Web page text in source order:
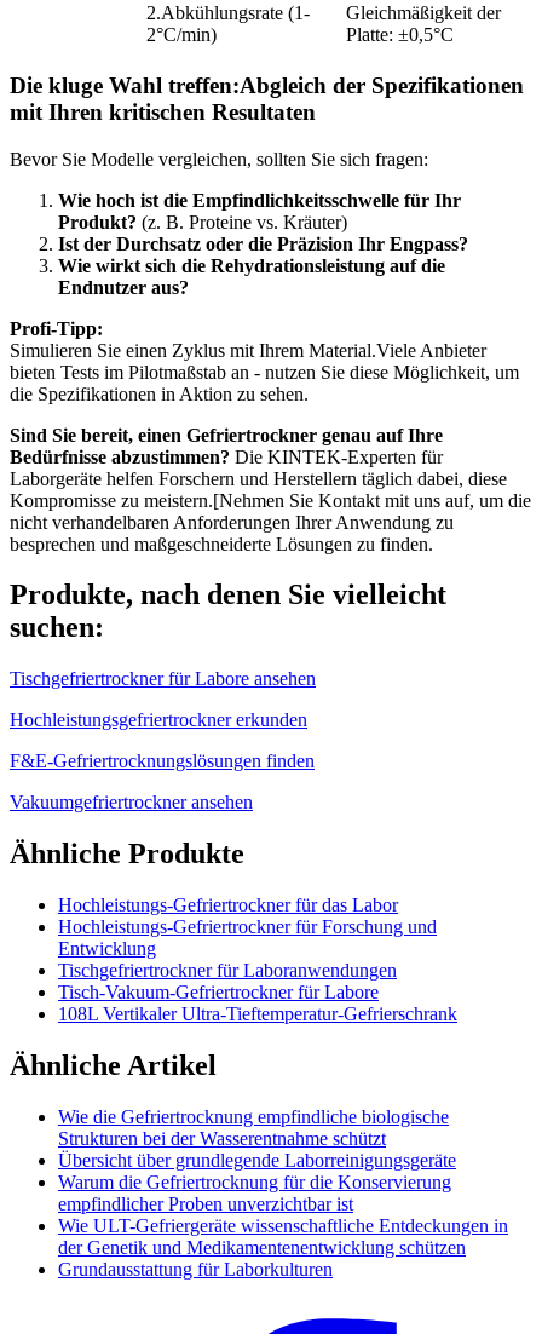
2.Abkühlungsrate (1-
2°C/min)
Gleichmäßigkeit der
Platte: ±0,5°C
Die kluge Wahl treffen:Abgleich der Spezifikationen
mit Ihren kritischen Resultaten
Bevor Sie Modelle vergleichen, sollten Sie sich fragen:
Wie hoch ist die Empfindlichkeitsschwelle für Ihr
Produkt? (z. B. Proteine vs. Kräuter)
Ist der Durchsatz oder die Präzision Ihr Engpass?
Wie wirkt sich die Rehydrationsleistung auf die
Endnutzer aus?
Profi-Tipp:
Simulieren Sie einen Zyklus mit Ihrem Material.Viele Anbieter
bieten Tests im Pilotmaßstab an - nutzen Sie diese Möglichkeit, um
die Spezifikationen in Aktion zu sehen.
Sind Sie bereit, einen Gefriertrockner genau auf Ihre
Bedürfnisse abzustimmen? Die KINTEK-Experten für
Laborgeräte helfen Forschern und Herstellern täglich dabei, diese
Kompromisse zu meistern.[Nehmen Sie Kontakt mit uns auf, um die
nicht verhandelbaren Anforderungen Ihrer Anwendung zu
besprechen und maßgeschneiderte Lösungen zu finden.
Produkte, nach denen Sie vielleicht
suchen:
Tischgefriertrockner für Labore ansehen
Hochleistungsgefriertrockner erkunden
F&E-Gefriertrocknungslösungen finden
Vakuumgefriertrockner ansehen
Ähnliche Produkte
Hochleistungs-Gefriertrockner für das Labor
Hochleistungs-Gefriertrockner für Forschung und
Entwicklung
Tischgefriertrockner für Laboranwendungen
Tisch-Vakuum-Gefriertrockner für Labore
108L Vertikaler Ultra-Tieftemperatur-Gefrierschrank
Ähnliche Artikel
Wie die Gefriertrocknung empfindliche biologische
Strukturen bei der Wasserentnahme schützt
Übersicht über grundlegende Laborreinigungsgeräte
Warum die Gefriertrocknung für die Konservierung
empfindlicher Proben unverzichtbar ist
Wie ULT-Gefriergeräte wissenschaftliche Entdeckungen in
der Genetik und Medikamentenentwicklung schützen
Grundausstattung für Laborkulturen